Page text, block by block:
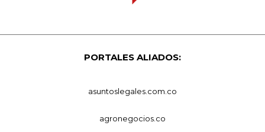
PORTALES ALIADOS:
asuntoslegales.com.co
agronegocios.co